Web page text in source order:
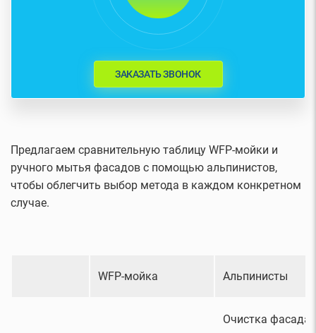
ЗАКАЗАТЬ ЗВОНОК
Предлагаем сравнительную таблицу WFP-мойки и
ручного мытья фасадов с помощью альпинистов,
чтобы облегчить выбор метода в каждом конкретном
случае.
WFP-мойка Альпинисты
Очистка фасада